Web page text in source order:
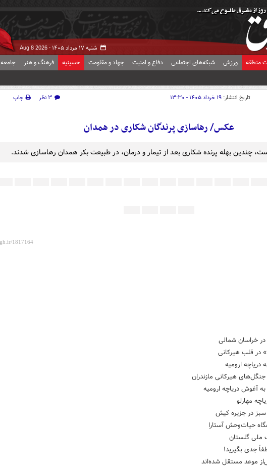
شنبه ۱۷ مرداد ۱۴۰۵ - Aug 8 2026
منطقه ورزش شبکه‌های اجتماعی دفاع و امنیت جهاد و مقاومت حسینیه فرهنگ و هنر جامعه
تاریخ انتشار: ۱۹ خرداد ۱۴۰۵ - ۱۳:۳۰ ۳ نظر
چاپ
عکس/ رهاسازی پرندگان شکاری در همدان
چندین بهله پرنده شکاری بعد از تیمار و درمان، در طبیعت بکر همدان رهاسازی شدند.
در خراسان شمالی
در قلب هیرکانی
دریاچه ارومیه
هیرکانی مازندران
آغوش دریاچه ارومیه
مهارلو
در جزیره کیش
حیات‌وحش آستارا
ملی گلستان
جدی بگیرید!
موعد مستقل شده‌اند